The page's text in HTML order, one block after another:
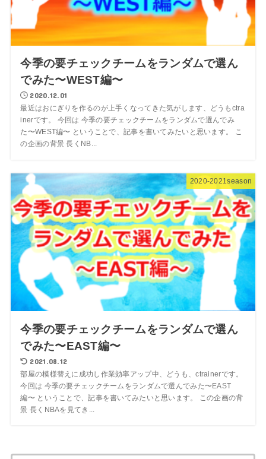
今季の要チェックチームをランダムで選ん
でみた〜WEST編〜
2020.12.01
最近はおにぎりを作るのが上手くなってきた気がします、どうもctra
inerです。 今回は 今季の要チェックチームをランダムで選んでみ
た〜WEST編〜 ということで、記事を書いてみたいと思います。 こ
の企画の背景 長くNB...
2020-2021season
今季の要チェックチームをランダムで選ん
でみた〜EAST編〜
2021.08.12
部屋の模様替えに成功し作業効率アップ中、どうも、ctrainerです。
今回は 今季の要チェックチームをランダムで選んでみた〜EAST
編〜 ということで、記事を書いてみたいと思います。 この企画の背
景 長くNBAを見てき...